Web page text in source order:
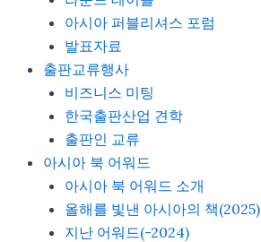
아시아 퍼블리셔스 포럼
발표자료
출판교류행사
비즈니스 미팅
한국출판산업 견학
출판인 교류
아시아 북 어워드
아시아 북 어워드 소개
올해를 빛낸 아시아의 책(2025)
지난 어워드(-2024)